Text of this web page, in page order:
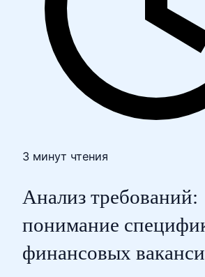
3 минут чтения
Анализ требований:
понимание
финансовых